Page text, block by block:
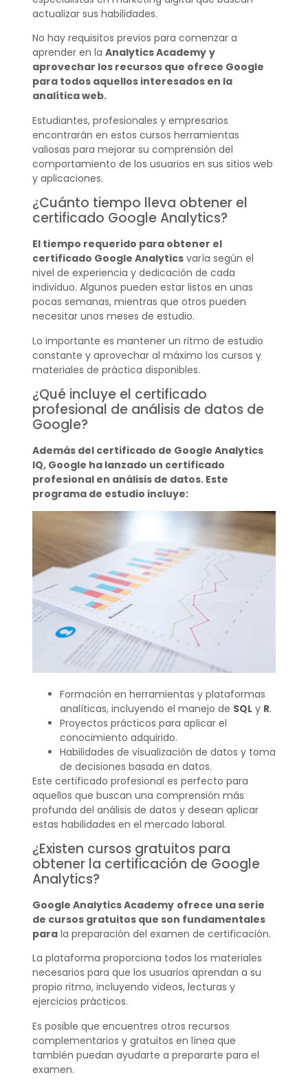
actualizar sus habilidades.
No hay requisitos previos para comenzar a
aprender en la Analytics Academy y
aprovechar los recursos que ofrece Google
para todos aquellos interesados en la
analítica web.
Estudiantes, profesionales y empresarios
encontrarán en estos cursos herramientas
valiosas para mejorar su comprensión del
comportamiento de los usuarios en sus sitios web
y aplicaciones.
¿Cuánto tiempo lleva obtener el
certificado Google Analytics?
El tiempo requerido para obtener el
certificado Google Analyticsvaría según el
nivel de experiencia y dedicación de cada
individuo. Algunos pueden estar listos en unas
pocas semanas, mientras que otros pueden
necesitar unos meses de estudio.
Lo importante es mantener un ritmo de estudio
constante y aprovechar al máximo los cursos y
materiales de práctica disponibles.
¿Qué incluye el certificado
profesional de análisis de datos de
Google?
Además del certificado de Google Analytics
IQ, Google ha lanzado un certificado
profesional en análisis de datos. Este
programa de estudio incluye:
Formación en herramientas y plataformas
analíticas, incluyendo el manejo de SQLy R.
Proyectos prácticos para aplicar el
conocimiento adquirido.
Habilidades de visualización de datos y toma
de decisiones basada en datos.
Este certificado profesional es perfecto para
aquellos que buscan una comprensión más
profunda del análisis de datos y desean aplicar
estas habilidades en el mercado laboral.
¿Existen cursos gratuitos para
obtener la certificación de Google
Analytics?
Google Analytics Academy ofrece una serie
de cursos gratuitos que son fundamentales
parala preparación del examen de certificación.
La plataforma proporciona todos los materiales
necesarios para que los usuarios aprendan a su
propio ritmo, incluyendo videos, lecturas y
ejercicios prácticos.
Es posible que encuentres otros recursos
complementarios y gratuitos en línea que
también puedan ayudarte a prepararte para el
examen.